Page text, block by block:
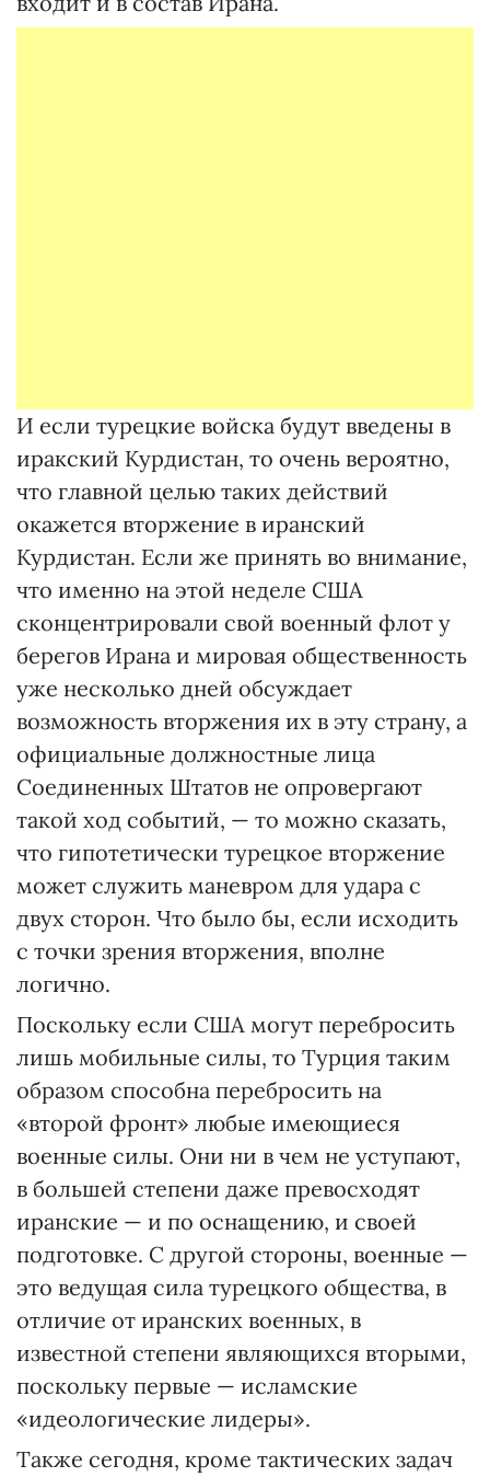
И если турецкие войска будут введены в
иракский Курдистан, то очень вероятно,
что главной целью таких действий
окажется вторжение в иранский
Курдистан. Если же принять во внимание,
что именно на этой неделе США
сконцентрировали свой военный флот у
берегов Ирана и мировая общественность
уже несколько дней обсуждает
возможность вторжения их в эту страну, а
официальные должностные лица
Соединенных Штатов не опровергают
такой ход событий, — то можно сказать,
что гипотетически турецкое вторжение
может служить маневром для удара с
двух сторон. Что было бы, если исходить
с точки зрения вторжения, вполне
логично.
Поскольку если США могут перебросить
лишь мобильные силы, то Турция таким
образом способна перебросить на
«второй фронт» любые имеющиеся
военные силы. Они ни в чем не уступают,
в большей степени даже превосходят
иранские — и по оснащению, и своей
подготовке. С другой стороны, военные —
это ведущая сила турецкого общества, в
отличие от иранских военных, в
известной степени являющихся вторыми,
поскольку первые — исламские
«идеологические лидеры».
Также сегодня, кроме тактических задач